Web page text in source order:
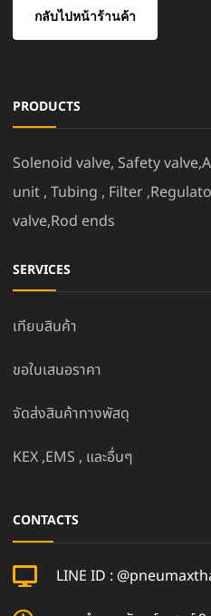
กลับไปหน้าร้านค้า
PRODUCTS
Solenoid valve, Safety
unit , Tubing , Filter
valve,Rod ends
SERVICES
เทียบสินค้า
ขอใบเสนอราคา
จัดส่งสินค้าทางพัสดุ
KEX ,EMS , และอื่นๆ
CONTACTS
LINE ID :